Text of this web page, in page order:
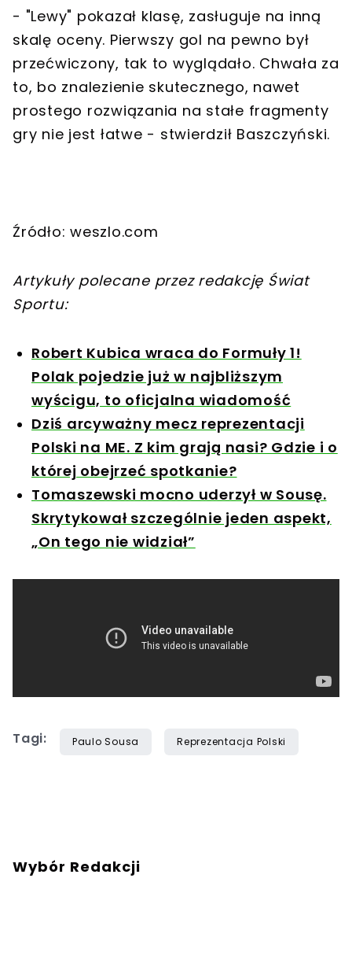
- "Lewy" pokazał klasę, zasługuje na inną
skalę oceny. Pierwszy gol na pewno był
przećwiczony, tak to wyglądało. Chwała za
to, bo znalezienie skutecznego, nawet
prostego rozwiązania na stałe fragmenty
gry nie jest łatwe - stwierdził Baszczyński.
Źródło: weszlo.com
Artykuły polecane przez redakcję Świat
Sportu:
Robert Kubica wraca do Formuły 1!
Polak pojedzie już w najbliższym
wyścigu, to oficjalna wiadomość
Dziś arcyważny mecz reprezentacji
Polski na ME. Z kim grają nasi? Gdzie i o
której obejrzeć spotkanie?
Tomaszewski mocno uderzył w Sousę.
Skrytykował szczególnie jeden aspekt,
„On tego nie widział”
Tagi: Paulo Sousa Reprezentacja Polski
Wybór Redakcji